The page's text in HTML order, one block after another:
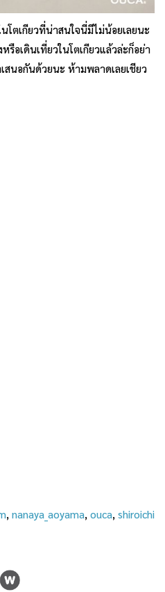
โตเกียวที่น่าสนใจนี่มีไม่น้อยเลยนะ
รือเดินเที่ยวในโตเกียวแล้วล่ะก็อย่า
สนอกันด้วยนะ ห้ามพลาดเลยเชียว
, nanaya_aoyama, ouca, shiroichi